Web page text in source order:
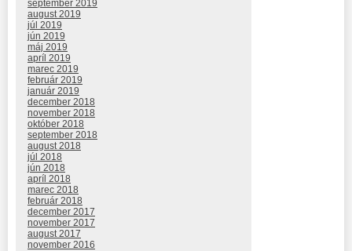
september 2019
august 2019
júl 2019
jún 2019
máj 2019
apríl 2019
marec 2019
február 2019
január 2019
december 2018
november 2018
október 2018
september 2018
august 2018
júl 2018
jún 2018
apríl 2018
marec 2018
február 2018
december 2017
november 2017
august 2017
november 2016